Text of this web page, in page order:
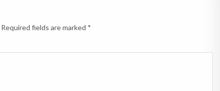
Required fields are marked *